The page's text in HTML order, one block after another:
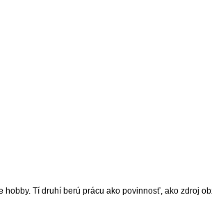
Tí druhí berú prácu ako povinnosť, ako zdroj